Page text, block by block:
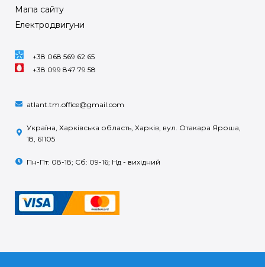
Мапа сайту
Електродвигуни
+38 068 569 62 65
+38 099 847 79 58
atlant.tm.office@gmail.com
Україна, Харківська область, Харків, вул. Отакара Яроша,
18, 61105
Пн-Пт: 08-18; Сб: 09-16; Нд - вихідний